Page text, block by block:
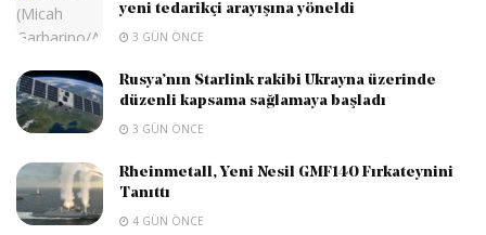
yeni tedarikçi arayışına yöneldi
3 GÜN ÖNCE
Rusya’nın Starlink rakibi Ukrayna üzerinde
düzenli kapsama sağlamaya başladı
3 GÜN ÖNCE
Rheinmetall, Yeni Nesil GMF140 Fırkateynini
Tanıttı
4 GÜN ÖNCE